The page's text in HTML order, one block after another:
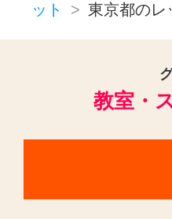
トロンボーン
トランペット
三味線(4)
音楽講師・教
音楽・楽器
ット 東京都のレ
教室・